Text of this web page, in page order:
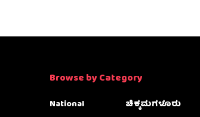
Browse by Category
National
ಚಿಕ್ಕಮಗಳೂರು